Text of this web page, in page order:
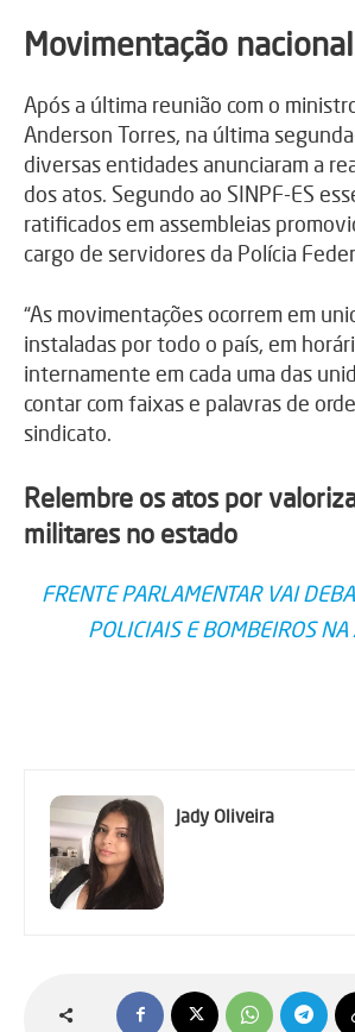
Movimentação nacional
Após a última reunião com o
Anderson Torres, na última
diversas entidades anunciaram a
dos atos. Segundo ao SINPF-ES
ratificados em assembleias
cargo de servidores da Polícia
“As movimentações ocorrem em
instaladas por todo o país, em
internamente em cada uma das
contar com faixas e palavras de
sindicato.
Relembre os atos por
militares no estado
FRENTE PARLAMENTAR VAI
POLICIAIS E BOMBEIROS
Jady Oliveira